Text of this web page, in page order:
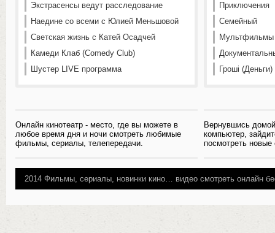
Экстрасенсы ведут расследование
Наедине со всеми с Юлией Меньшовой
Светская жизнь с Катей Осадчей
Камеди Клаб (Comedy Club)
Шустер LIVE программа
Онлайн кинотеатр - место, где вы можете в
любое время дня и ночи смотреть любимые
фильмы, сериалы, телепередачи.
Приключения
Семейный
Мультфильмы
Гроші
Вернувшись
компьютер,
посмотреть
2014 Фильмы, сериалы, новинки кино… видео смотреть онлайн